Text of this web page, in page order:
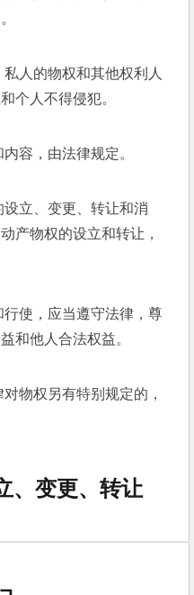
人的物权和其他权利人
个人不得侵犯。
容，由法律规定。
立、变更、转让和消
产物权的设立和转让，
使，应当遵守法律，尊
和他人合法权益。
权另有特别规定的，
、变更、转让